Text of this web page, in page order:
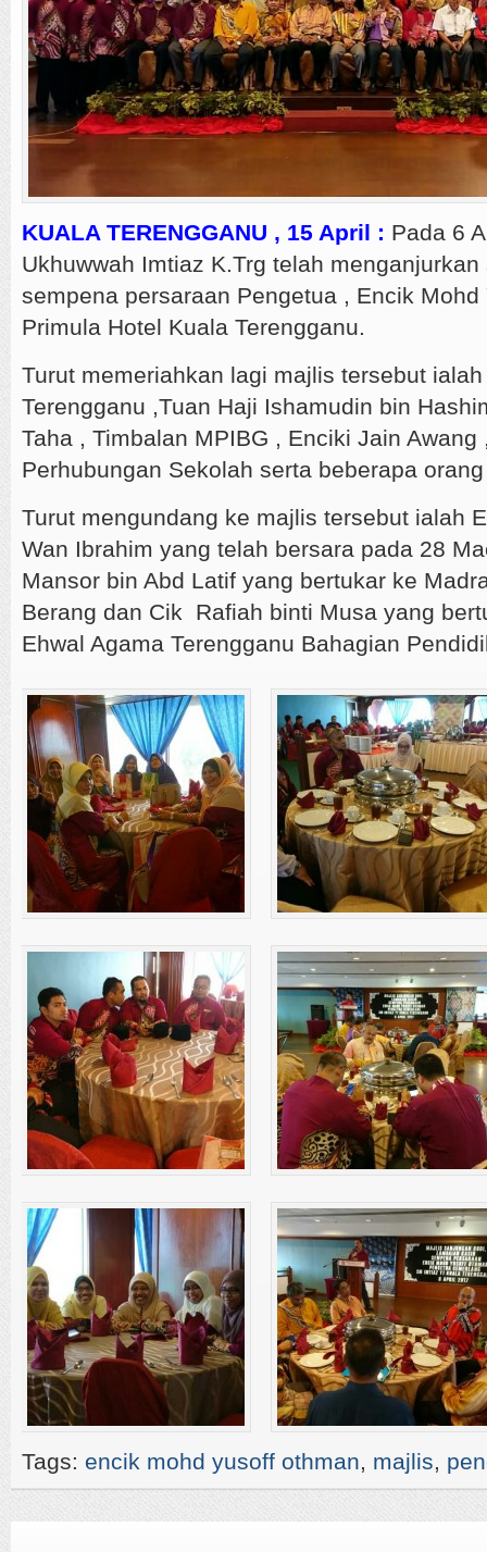
KUALA TERENGGANU , 15 April : Pada 6
Ukhuwwah Imtiaz K.Trg telah
sempena persaraan Pengetua , Encik
Primula Hotel Kuala Terengganu.
Turut memeriahkan lagi majlis tersebut
Terengganu ,Tuan Haji Ishamudin bin
Taha , Timbalan MPIBG , Enciki Jain Awang
Perhubungan Sekolah serta beberapa
Turut mengundang ke majlis tersebut ialah
Wan Ibrahim yang telah bersara pada 28
Mansor bin Abd Latif yang bertukar ke
Berang dan Cik Rafiah binti Musa yang
Ehwal Agama Terengganu Bahagian
Tags: encik mohd yusoff othman, majlis,